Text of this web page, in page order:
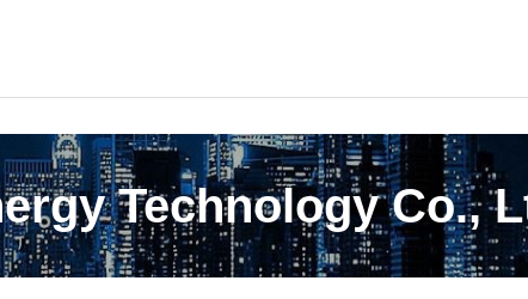
Technology Co.,